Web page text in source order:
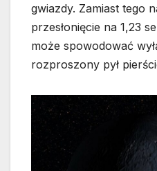
gwiazdy. Zamiast tego
przesłonięcie na 1,23
może spowodować
rozproszony pył